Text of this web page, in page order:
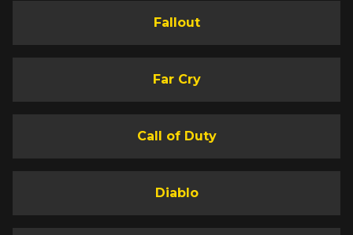
Fallout
Far Cry
Call of Duty
Diablo